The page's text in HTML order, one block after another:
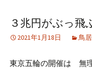
３兆円がぶっ飛
2021年1月18日 鳥
東京五輪の開催は 無